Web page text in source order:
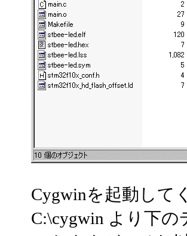
Cygwinを起動して
C:\cygwin より下